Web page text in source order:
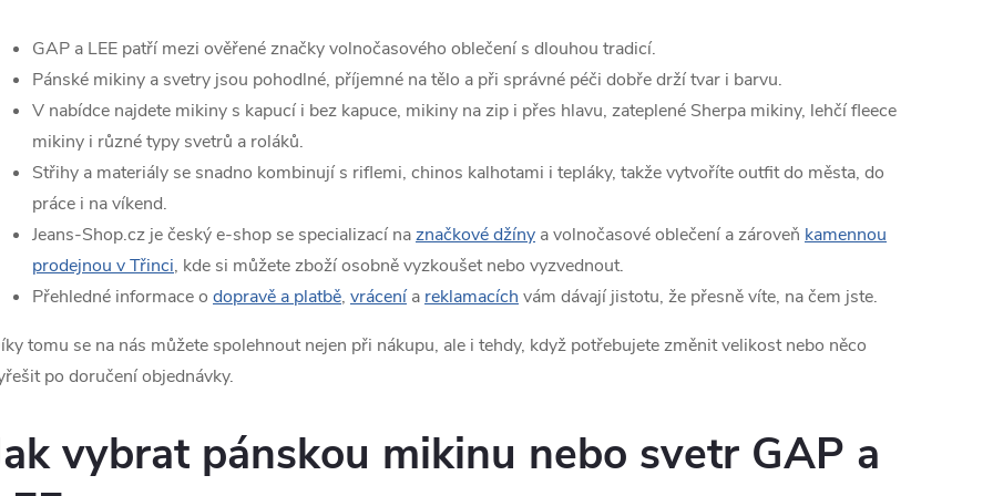
á
n
GAP a LEE patří mezi ověřené značky volnočasového oblečení s dlouhou tradicí.
Pánské mikiny a svetry jsou pohodlné, příjemné na tělo a při správné péči dobře drží tvar i barvu.
V nabídce najdete mikiny s kapucí i bez kapuce, mikiny na zip i přes hlavu, zateplené Sherpa mikiny, lehčí fleece
mikiny i různé typy svetrů a roláků.
Střihy a materiály se snadno kombinují s riflemi, chinos kalhotami i tepláky, takže vytvoříte outfit do města, do
práce i na víkend.
Jeans-Shop.cz je český e-shop se specializací naznačkové džíny a volnočasové oblečení a zároveň kamennou
prodejnou v Třinci, kde si můžete zboží osobně vyzkoušet nebo vyzvednout.
Přehledné informace o dopravě a platbě, vrácenía reklamacích vám dávají jistotu, že přesně víte, na čem jste.
tomu se na nás můžete spolehnout nejen při nákupu, ale i tehdy, když potřebujete změnit velikost nebo něco
po doručení objednávky.
vybrat pánskou mikinu nebo svetr GAP a